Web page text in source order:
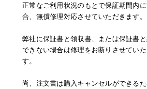
正常なご利用状況のもとで保証期間内
合、無償修理対応させていただきます。
弊社に保証書と領収書、または保証書
できない場合は修理をお断りさせてい
す。
尚、注文書は購入キャンセルができる